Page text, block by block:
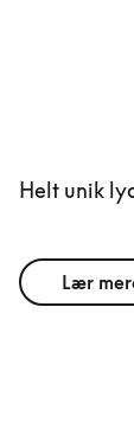
Helt unik
Lær